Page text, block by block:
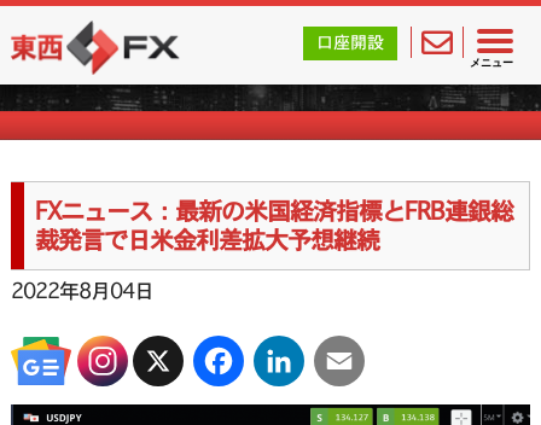
メニュー
東西FX｜海外FX会社（ブローカー）の無料口座開設サポ
口座開設
FXニュース一覧
FXニュース：最新の米国経済指標とFRB連銀総
裁発言で日米金利差拡大予想継続
2022年8月04日
X FacebookLinkedInEmail